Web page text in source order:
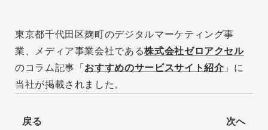
東京都千代田区麹町のデジタルマーケティング事
業、メディア事業会社である株式会社ゼロアクセル
のコラム記事「 おすすめのサービスサイト紹介 」に
当社が掲載されました。
戻る 次へ